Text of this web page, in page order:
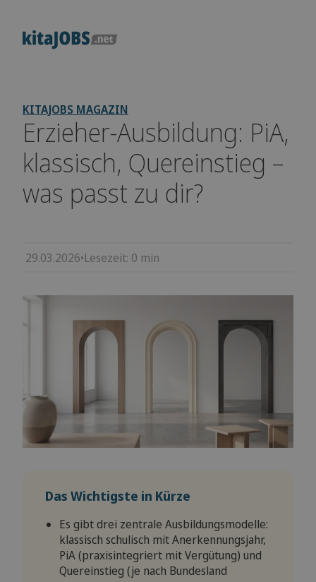
KITAJOBS MAGAZIN
Erzieher-Ausbildung: PiA,
klassisch, Quereinstieg –
was passt zu dir?
29.03.2026•Lesezeit: 0 min
Das Wichtigste in Kürze
Es gibt drei zentrale Ausbildungsmodelle:
klassisch schulisch mit Anerkennungsjahr,
PiA (praxisintegriert mit Vergütung) und
Quereinstieg (je nach Bundesland